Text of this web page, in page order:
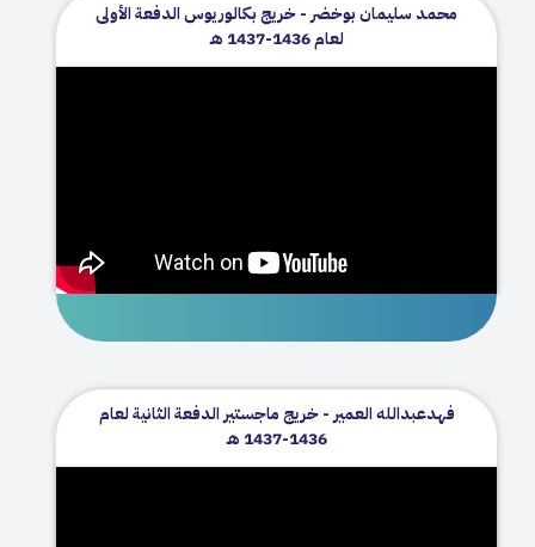
محمد سليمان بوخضر - خريج بكالوريوس الدفعة الأولى
لعام 1436-1437 هـ
فهدعبدالله العمير - خريج ماجستير الدفعة الثانية لعام
1436-1437 هـ